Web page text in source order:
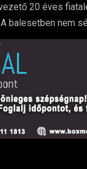
20 éves
balesetben nem